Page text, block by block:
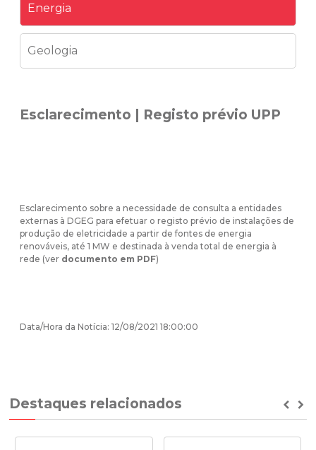
Energia
Geologia
Esclarecimento | Registo prévio UPP
Esclarecimento sobre a necessidade de consulta a entidades
externas à DGEG para efetuar o registo prévio de instalações de
produção de eletricidade a partir de fontes de energia
renováveis, até 1 MW e destinada à venda total de energia à
rede (ver documento em PDF)
Data/Hora da Notícia: 12/08/2021 18:00:00
Destaques relacionados